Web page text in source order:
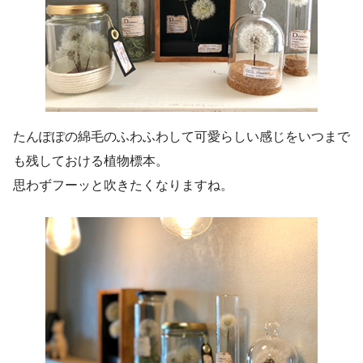
たんぽぽの綿毛のふわふわして可愛らしい感じをいつまで
も残しておける植物標本。
思わずフーッと吹きたくなりますね。